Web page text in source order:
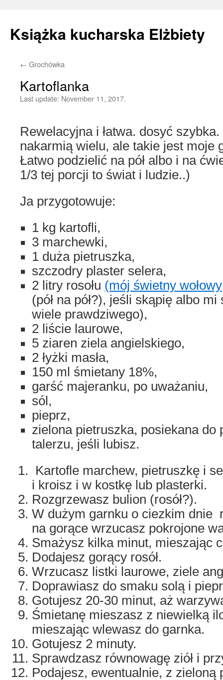
Książka kucharska Elżbiety
Skip
← Grochówka
Kartoflanka
Last update: November 11, 2017.
Rewelacyjna i łatwa. dosyć
nakarmią wielu, ale takie jest moje
Łatwo podzielić na pół albo i na
1/3 tej porcji to świat i ludzie..)
Ja przygotowuje:
1 kg kartofli,
3 marchewki,
1 duża pietruszka,
szczodry plaster selera,
2 litry rosołu (mój świetny wołowy
(pół na pół?), jeśli skąpię albo
wiele prawdziwego),
2 liście laurowe,
5 ziaren ziela angielskiego,
2 łyżki masła,
150 ml śmietany 18%,
garść majeranku, po uważaniu,
sól,
pieprz,
zielona pietruszka, posiekana do
talerzu, jeśli lubisz.
Kartofle marchew, pietruszkę i
i kroisz i w kostkę lub plasterki.
Rozgrzewasz bulion (rosół?).
W dużym garnku o ciezkim dnie
na gorące wrzucasz pokrojone
Smażysz kilka minut, mieszając
Dodajesz gorący rosół.
Wrzucasz listki laurowe, ziele
Doprawiasz do smaku solą i
Gotujesz 20-30 minut, aż
Śmietanę mieszasz z niewielką
mieszając wlewasz do garnka.
Gotujesz 2 minuty.
Sprawdzasz równowagę ziół i
Podajesz, ewentualnie, z